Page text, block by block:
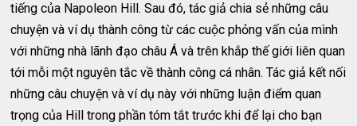
tiếng của Napoleon Hill. Sau đó, tác giả chia sẻ những câu
chuyện và ví dụ thành công từ các cuộc phỏng vấn của mình
với những nhà lãnh đạo châu Á và trên khắp thế giới liên quan
tới mỗi một nguyên tắc về thành công cá nhân. Tác giả kết nối
những câu chuyện và ví dụ này với những luận điểm quan
trọng của Hill trong phần tóm tắt trước khi để lại cho bạn